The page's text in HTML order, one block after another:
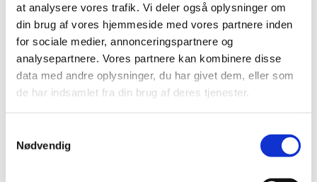
at analysere vores trafik. Vi deler også oplysninger om
din brug af vores hjemmeside med vores partnere inden
for sociale medier, annonceringspartnere og
analysepartnere. Vores partnere kan kombinere disse
data med andre oplysninger, du har givet dem, eller som
de har indsamlet fra din brug af deres tjenester.
Nødvendig